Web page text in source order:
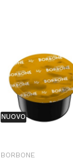
NUOVO
BORBONE